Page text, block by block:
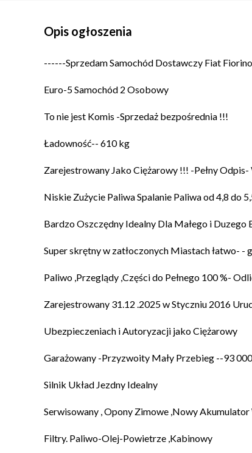
Opis ogłoszenia
------Sprzedam Samochód Dostawczy Fiat
Euro-5 Samochód 2 Osobowy
To nie jest Komis -Sprzedaż bezpośrednia !!!
Ładowność-- 610 kg
Zarejestrowany Jako Ciężarowy !!! -Pełny Odpis-
Niskie Zużycie Paliwa Spalanie Paliwa od 4,8 do
Bardzo Oszczędny Idealny Dla Małego i Duzego
Super skrętny w zatłoczonych Miastach łatwo- -
Paliwo ,Przeglądy ,Części do Pełnego 100 %-
Zarejestrowany 31.12 .2025 w Styczniu 2016
Ubezpieczeniach i Autoryzacji jako Ciężarowy
Garażowany -Przyzwoity Mały Przebieg --93 000
Silnik Układ Jezdny Idealny
Serwisowany , Opony Zimowe ,Nowy
Filtry. Paliwo-Olej-Powietrze ,Kabinowy